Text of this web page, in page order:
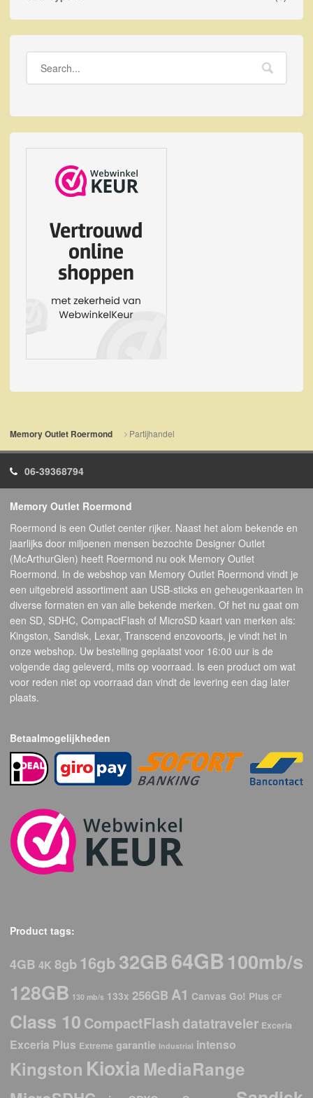
Memory Outlet Roermond Partijhandel
06-39368794
Memory Outlet Roermond
Roermond is een Outlet center rijker. Naast het alom bekende en
jaarlijks door miljoenen mensen bezochte Designer Outlet
(McArthurGlen) heeft Roermond nu ook Memory Outlet
Roermond. In de webshop van Memory Outlet Roermond vindt je
een uitgebreid assortiment aan USB-sticks en geheugenkaarten in
diverse formaten en van alle bekende merken. Of het nu gaat om
een SD, SDHC, CompactFlash of MicroSD kaart van merken als:
Kingston, Sandisk, Lexar, Transcend enzovoorts, je vindt het in
onze webshop. Uw bestelling geplaatst voor 16:00 uur is de
volgende dag geleverd, mits op voorraad. Is een product om wat
voor reden niet op voorraad dan vindt de levering een dag later
plaats.
Betaalmogelijkheden
Product tags:
4GB 4K 8gb16gb32GB64GB100mb/s
128GB 130 mb/s 133x 256GB A1 Canvas Go! Plus CF
Class 10 CompactFlash datatraveler Exceria
Exceria Plus Extreme garantie Industrial intenso
Kingston Kioxia MediaRange